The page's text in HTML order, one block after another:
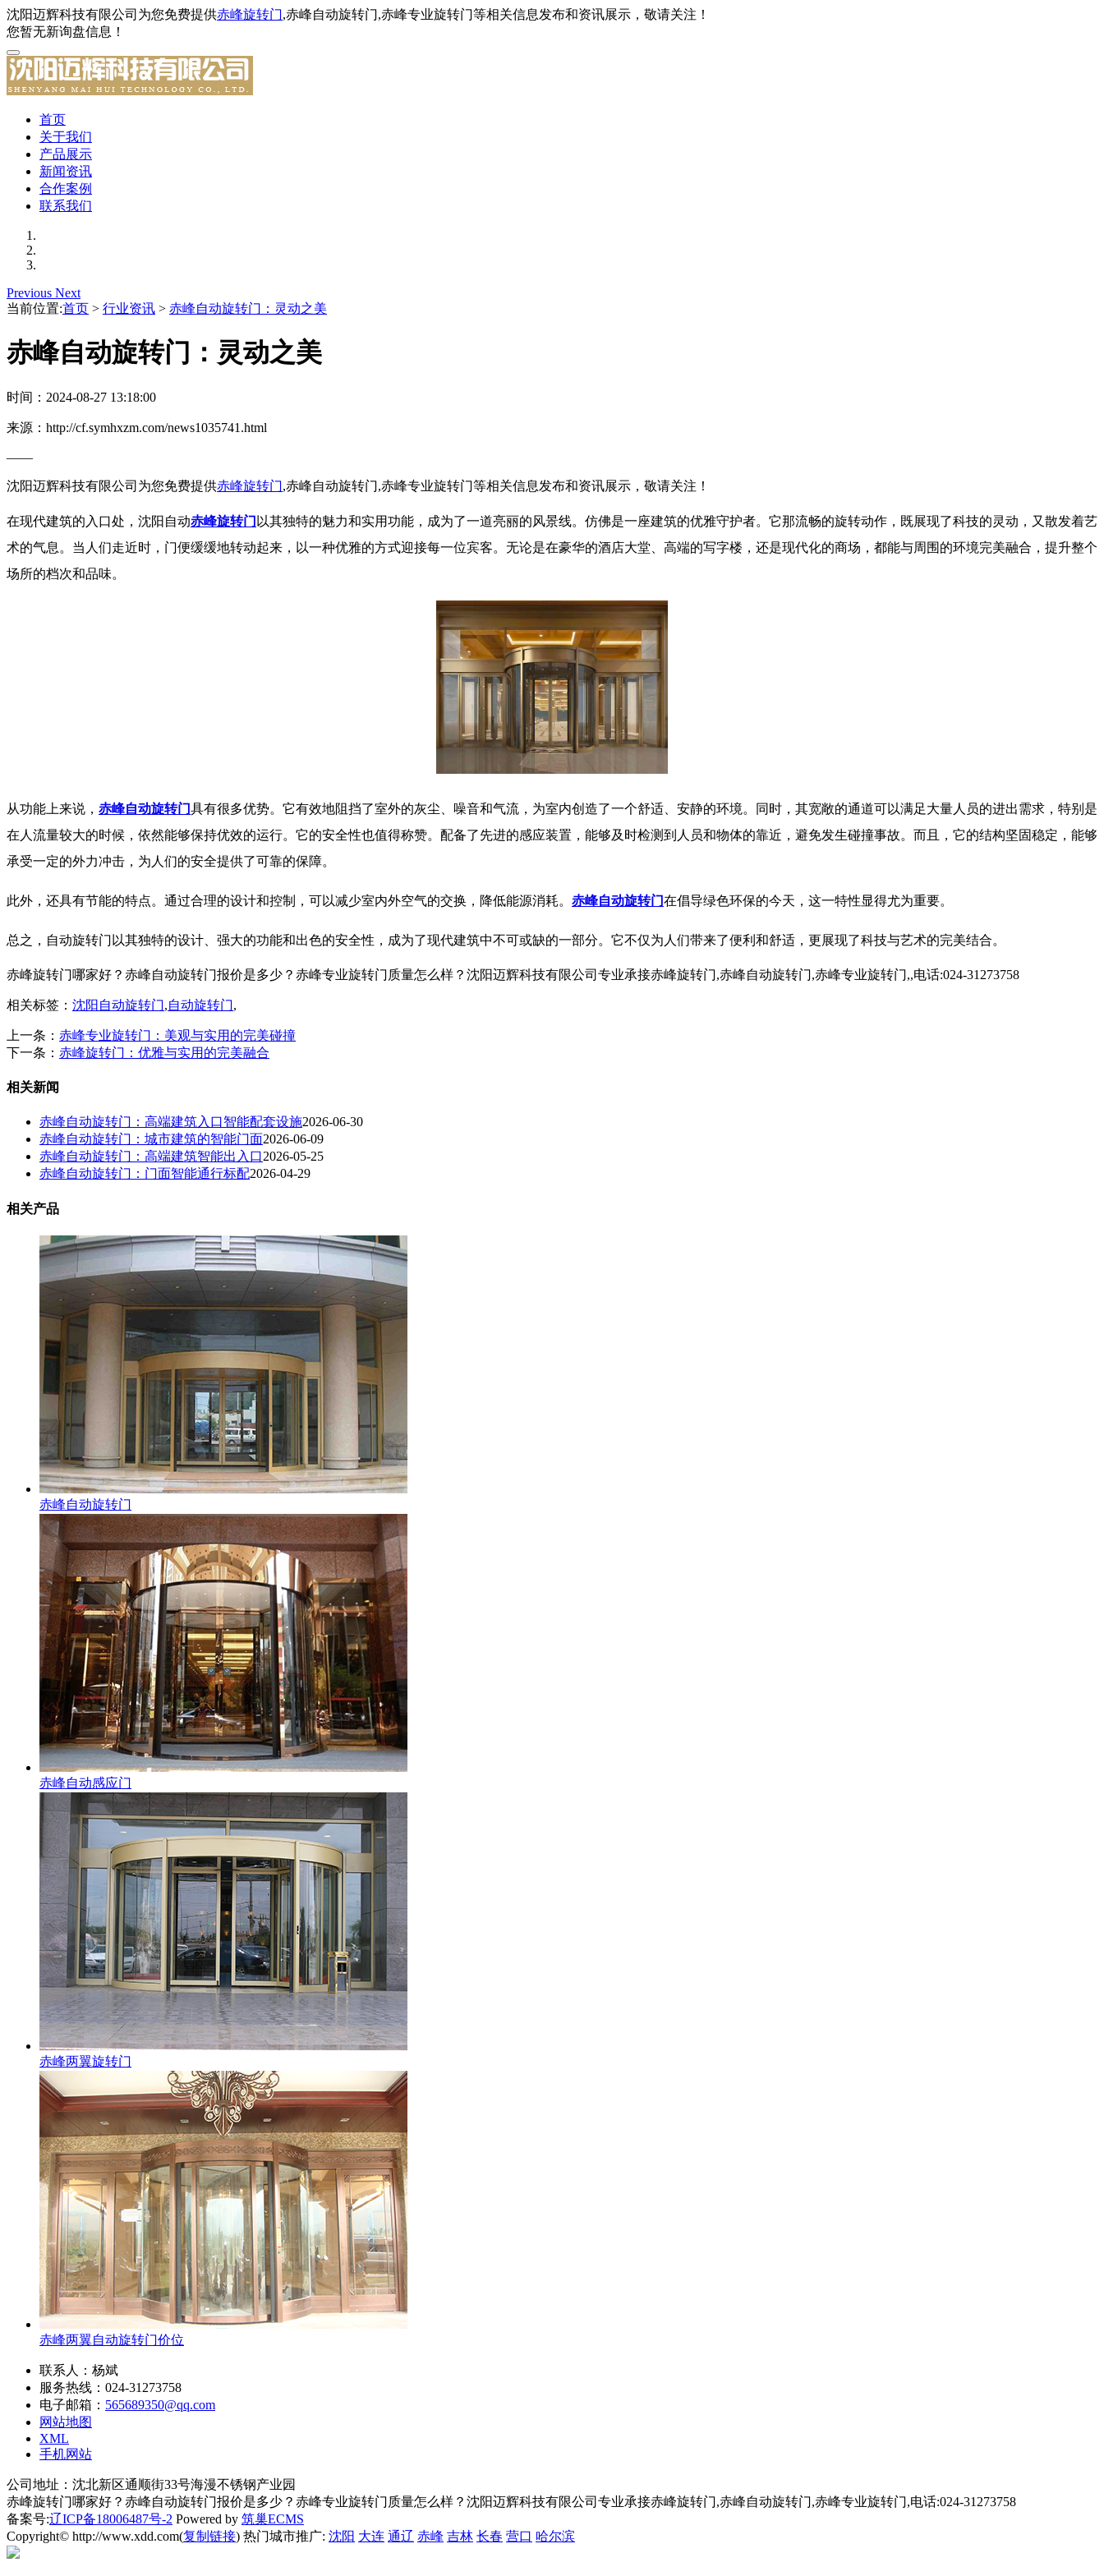
沈阳迈辉科技有限公司为您免费提供赤峰旋转门,赤峰自动旋转门,赤峰专业旋转门等相关信息发布和资讯展示，敬请关注！
您暂无新询盘信息！
首页
关于我们
产品展示
新闻资讯
合作案例
联系我们
Previous Next
当前位置:首页 > 行业资讯 > 赤峰自动旋转门：灵动之美
赤峰自动旋转门：灵动之美
时间：2024-08-27 13:18:00
来源：http://cf.symhxzm.com/news1035741.html
——
沈阳迈辉科技有限公司为您免费提供赤峰旋转门,赤峰自动旋转门,赤峰专业旋转门等相关信息发布和资讯展示，敬请关注！
在现代建筑的入口处，沈阳自动赤峰旋转门 以其独特的魅力和实用功能，成为了一道亮丽的风景线。仿佛是一座建筑的优雅守护者。它那流畅的旋转动作，既展现了科技的灵动，又散发着艺
术的气息。当人们走近时，门便缓缓地转动起来，以一种优雅的方式迎接每一位宾客。无论是在豪华的酒店大堂、高端的写字楼，还是现代化的商场，都能与周围的环境完美融合，提升整个
场所的档次和品味。
从功能上来说， 赤峰自动旋转门具有很多优势。它有效地阻挡了室外的灰尘、噪音和气流，为室内创造了一个舒适、安静的环境。同时，其宽敞的通道可以满足大量人员的进出需求，特别是
在人流量较大的时候，依然能够保持优效的运行。它的安全性也值得称赞。配备了先进的感应装置，能够及时检测到人员和物体的靠近，避免发生碰撞事故。而且，它的结构坚固稳定，能够
承受一定的外力冲击，为人们的安全提供了可靠的保障。
此外，还具有节能的特点。通过合理的设计和控制，可以减少室内外空气的交换，降低能源消耗。 赤峰自动旋转门在倡导绿色环保的今天，这一特性显得尤为重要。
总之，自动旋转门以其独特的设计、强大的功能和出色的安全性，成为了现代建筑中不可或缺的一部分。它不仅为人们带来了便利和舒适，更展现了科技与艺术的完美结合。
赤峰旋转门哪家好？赤峰自动旋转门报价是多少？赤峰专业旋转门质量怎么样？沈阳迈辉科技有限公司专业承接赤峰旋转门,赤峰自动旋转门,赤峰专业旋转门,,电话:024-31273758
相关标签： 沈阳自动旋转门,自动旋转门,
上一条： 赤峰专业旋转门：美观与实用的完美碰撞
下一条： 赤峰旋转门：优雅与实用的完美融合
相关新闻
赤峰自动旋转门：高端建筑入口智能配套设施2026-06-30
赤峰自动旋转门：城市建筑的智能门面2026-06-09
赤峰自动旋转门：高端建筑智能出入口2026-05-25
赤峰自动旋转门：门面智能通行标配2026-04-29
相关产品
赤峰自动旋转门
赤峰自动感应门
赤峰两翼旋转门
赤峰两翼自动旋转门价位
联系人：杨斌
服务热线：024-31273758
电子邮箱： 565689350@qq.com
网站地图
XML
手机网站
公司地址：沈北新区通顺街33号海漫不锈钢产业园
赤峰旋转门哪家好？赤峰自动旋转门报价是多少？赤峰专业旋转门质量怎么样？沈阳迈辉科技有限公司专业承接赤峰旋转门,赤峰自动旋转门,赤峰专业旋转门,电话:024-31273758
备案号:辽ICP备18006487号-2 Powered by 筑巢ECMS
Copyright© http://www.xdd.com(复制链接) 热门城市推广: 沈阳 大连 通辽 赤峰 吉林 长春 营口 哈尔滨